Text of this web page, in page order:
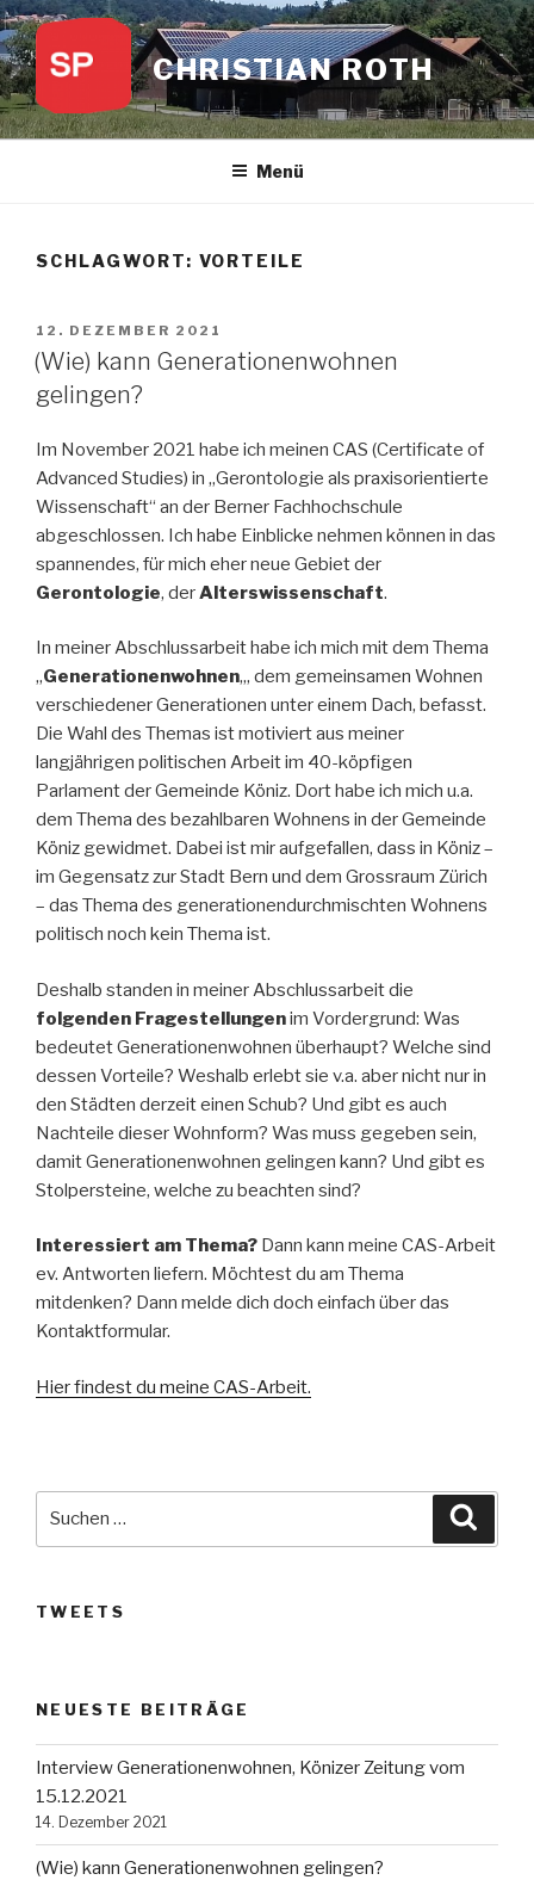
Zum
Inhalt
springen
CHRISTIAN ROTH
Menü
SCHLAGWORT: VORTEILE
VERÖFFENTLICHT
AM
12. DEZEMBER 2021
(Wie) kann Generationenwohnen
gelingen?
Im November 2021 habe ich meinen CAS (Certificate of
Advanced Studies) in „Gerontologie als praxisorientierte
Wissenschaft“ an der Berner Fachhochschule
abgeschlossen. Ich habe Einblicke nehmen können in das
spannendes, für mich eher neue Gebiet der
Gerontologie, derAlterswissenschaft.
In meiner Abschlussarbeit habe ich mich mit dem Thema
„Generationenwohnen„, dem gemeinsamen Wohnen
verschiedener Generationen unter einem Dach, befasst.
Die Wahl des Themas ist motiviert aus meiner
langjährigen politischen Arbeit im 40-köpfigen
Parlament der Gemeinde Köniz. Dort habe ich mich u.a.
dem Thema des bezahlbaren Wohnens in der Gemeinde
Köniz gewidmet. Dabei ist mir aufgefallen, dass in Köniz –
im Gegensatz zur Stadt Bern und dem Grossraum Zürich
– das Thema des generationendurchmischten Wohnens
politisch noch kein Thema ist.
Deshalb standen in meiner Abschlussarbeit die
folgenden Fragestellungenim Vordergrund: Was
bedeutet Generationenwohnen überhaupt? Welche sind
dessen Vorteile? Weshalb erlebt sie v.a. aber nicht nur in
den Städten derzeit einen Schub? Und gibt es auch
Nachteile dieser Wohnform? Was muss gegeben sein,
damit Generationenwohnen gelingen kann? Und gibt es
Stolpersteine, welche zu beachten sind?
Interessiert am Thema? Dann kann meine CAS-Arbeit
ev. Antworten liefern. Möchtest du am Thema
mitdenken? Dann melde dich doch einfach über das
Kontaktformular.
Hier findest du meine CAS-Arbeit.
TWEETS
NEUESTE BEITRÄGE
Interview Generationenwohnen, Könizer Zeitung vom
15.12.2021
14. Dezember 2021
(Wie) kann Generationenwohnen gelingen?